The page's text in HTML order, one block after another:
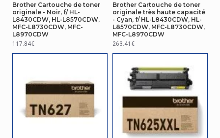
Brother Cartouche de toner
originale - Noir, f/ HL-
L8430CDW, HL-L8570CDW,
MFC-L8730CDW, MFC-
L8970CDW
117.84€
Brother Cartouche de toner
originale très haute capacité
- Cyan, f/ HL-L8430CDW, HL-
L8570CDW, MFC-L8730CDW,
MFC-L8970CDW
263.41€